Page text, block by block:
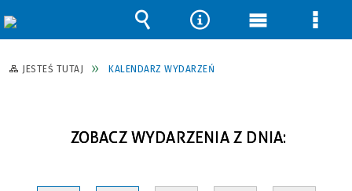
JESTEŚ TUTAJ KALENDARZ WYDARZEŃ
ZOBACZ WYDARZENIA Z DNIA:
Wyszukiwarka
Narzędzia
Menu Menu